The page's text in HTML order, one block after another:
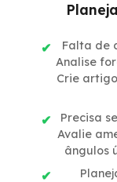
Falta de
Analise
Crie
Precisa
Avalie
ângulos